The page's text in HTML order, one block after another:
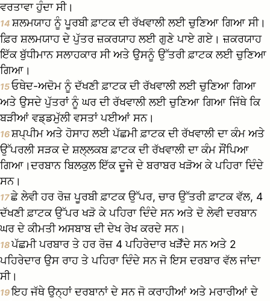
ਵਰਤਾਵਾ ਹੁੰਦਾ ਸੀ।
14 ਸ਼ਲਮਯਾਹ ਨੂੰ ਪੂਰਬੀ ਫ਼ਾਟਕ ਦੀ ਰੱਖਵਾਲੀ ਲਈ ਚੁਣਿਆ ਗਿਆ ਸੀ।
ਫ਼ਿਰ ਸ਼ਲਮਯਾਹ ਦੇ ਪੁੱਤਰ ਜ਼ਕਰਯਾਹ ਲਈ ਗੁਣੇ ਪਾਏ ਗਏ। ਜ਼ਕਰਯਾਹ
ਇੱਕ ਬੁੱਧੀਮਾਨ ਸਲਾਹਕਾਰ ਸੀ ਅਤੇ ਉਸਨੂੰ ਉੱਤਰੀ ਫ਼ਾਟਕ ਲਈ ਚੁਣਿਆ
ਗਿਆ।
15ਓਥੇਦ-ਅਦੋਮ ਨੂੰ ਦੱਖਣੀ ਫ਼ਾਟਕ ਦੀ ਰੱਖਵਾਲੀ ਲਈ ਚੁਣਿਆ ਗਿਆ
ਅਤੇ ਉਸਦੇ ਪੁੱਤਰਾਂ ਨੂੰ ਘਰ ਦੀ ਰੱਖਵਾਲੀ ਲਈ ਚੁਣਿਆ ਗਿਆ ਜਿੱਥੇ ਕਿ
ਬੜੀਆਂ ਵਡ੍ਡਮੁੱਲੀ ਵਸਤਾਂ ਪਈਆਂ ਸਨ।
16ਸ਼ਪ੍ਪੀਮ ਅਤੇ ਹੋਸਾਹ ਲਈ ਪੱਛਮੀ ਫ਼ਾਟਕ ਦੀ ਰੱਖਵਾਲੀ ਦਾ ਕੰਮ ਅਤੇ
ਉੱਪਰਲੀ ਸੜਕ ਦੇ ਸ਼ਲ੍ਲਕਬ ਫ਼ਾਟਕ ਦੀ ਰੱਖਵਾਲੀ ਦਾ ਕੰਮ ਸੌਂਪਿਆ
ਗਿਆ।ਦਰਬਾਨ ਬਿਲਕੁਲ ਇੱਕ ਦੂਜੇ ਦੇ ਬਰਾਬਰ ਖੜੋਅ ਕੇ ਪਹਿਰਾ ਦਿੰਦੇ
ਸਨ।
17ਛੇ ਲੇਵੀ ਹਰ ਰੋਜ਼ ਪੂਰਬੀ ਫ਼ਾਟਕ ਉੱਪਰ, ਚਾਰ ਉੱਤਰੀ ਫ਼ਾਟਕ ਵੱਲ, 4
ਦੱਖਣੀ ਫ਼ਾਟਕ ਉੱਪਰ ਖੜੋ ਕੇ ਪਹਿਰਾ ਦਿੰਦੇ ਸਨ ਅਤੇ ਦੋ ਲੇਵੀ ਦਰਬਾਨ
ਘਰ ਦੇ ਕੀਮਤੀ ਅਸਬਾਬ ਦੀ ਦੇਖ ਰੇਖ ਕਰਦੇ ਸਨ।
18ਪੱਛਮੀ ਪਰਬਾਰ ਤੇ ਹਰ ਰੋਜ਼ 4 ਪਹਿਰੇਦਾਰ ਖੜੋਁਦੇ ਸਨ ਅਤੇ 2
ਪਹਿਰੇਦਾਰ ਉਸ ਰਾਹ ਤੇ ਪਹਿਰਾ ਦਿੰਦੇ ਸਨ ਜੋ ਇਸ ਦਰਬਾਰ ਵੱਲ ਜਾਂਦਾ
ਸੀ।
19ਇਹ ਜੱਥੇ ਉਨ੍ਹਾਂ ਦਰਬਾਨਾਂ ਦੇ ਸਨ ਜੋ ਕਰਾਹੀਆਂ ਅਤੇ ਮਰਾਰੀਆਂ ਦੇ